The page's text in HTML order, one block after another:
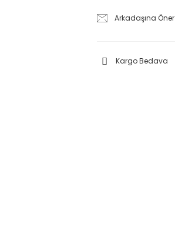
Arkadaşına Öner
Kargo Bedava